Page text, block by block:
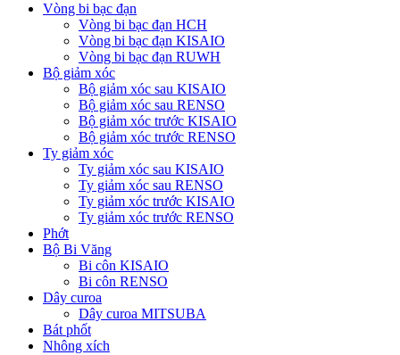
Vòng bi bạc đạn
Vòng bi bạc đạn HCH
Vòng bi bạc đạn KISAIO
Vòng bi bạc đạn RUWH
Bộ giảm xóc
Bộ giảm xóc sau KISAIO
Bộ giảm xóc sau RENSO
Bộ giảm xóc trước KISAIO
Bộ giảm xóc trước RENSO
Ty giảm xóc
Ty giảm xóc sau KISAIO
Ty giảm xóc sau RENSO
Ty giảm xóc trước KISAIO
Ty giảm xóc trước RENSO
Phớt
Bộ Bi Văng
Bi côn KISAIO
Bi côn RENSO
Dây curoa
Dây curoa MITSUBA
Bát phốt
Nhông xích